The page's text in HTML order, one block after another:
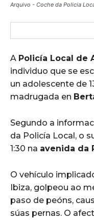
Arquivo - Coche da Policia
A Policía Local de
individuo que se
un adolescente de
madrugada en
Segundo a
da Policía Local, o
1:30 na avenida da
O vehículo
Ibiza, golpeou ao
paso de peóns,
súas pernas. O